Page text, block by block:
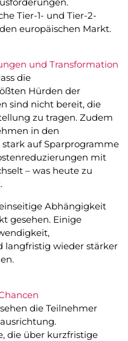
Tier-1- und Tier-2-
europäischen Markt.
und Transformation
die
Hürden der
sind nicht bereit, die
zu tragen. Zudem
in den
auf Sparprogramme
mit
– was heute zu
Abhängigkeit
gesehen. Einige
langfristig wieder stärker
die Teilnehmer
die über kurzfristige